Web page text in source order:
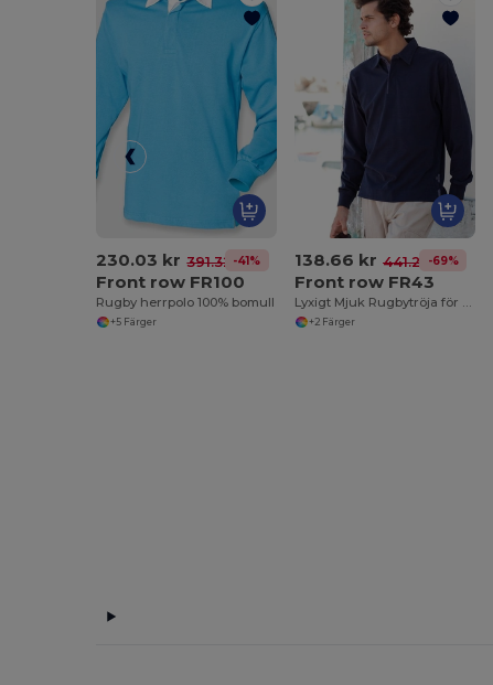
230.03 kr 391.32 kr
-41%
Front row FR100
Rugby herrpolo 100% bomull
+5 Färger
138.66 kr 441.26 kr
-69%
Front row FR43
Lyxigt Mjuk Rugbytröja för Fritidsbruk
+2 Färger